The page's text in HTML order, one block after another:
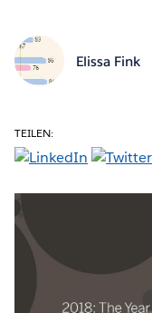
Elissa Fink
TEILEN: